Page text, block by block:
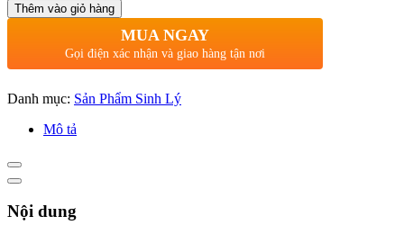
Thêm vào giỏ hàng
MUA NGAY
Gọi điện xác nhận và giao hàng tận nơi
Danh mục: Sản Phẩm Sinh Lý
Mô tả
Nội dung